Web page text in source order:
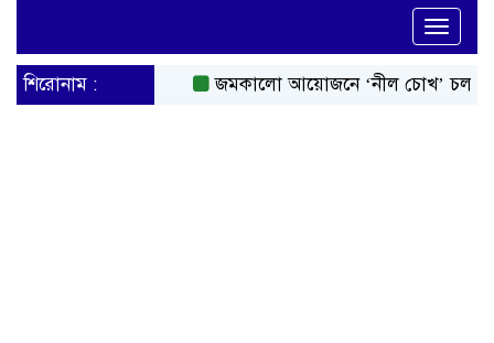
Toggle
শিরোনাম : জমকালো আয়োজনে ‘নীল চোখ’